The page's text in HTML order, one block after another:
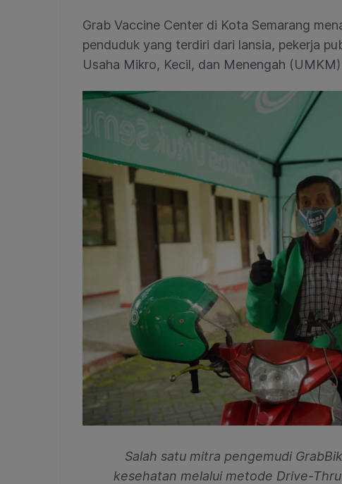
Grab Vaccine Center di Kota Semarang
penduduk yang terdiri dari lansia, pekerja
Usaha Mikro, Kecil, dan Menengah (UMKM)
Salah satu mitra pengemudi
kesehatan melalui metode Drive-